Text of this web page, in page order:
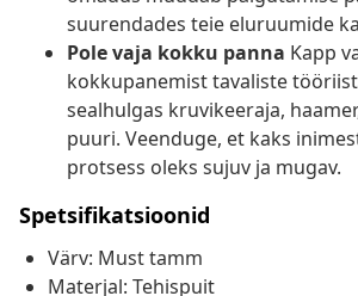
suurendades teie eluruumide
Pole vaja kokku panna Kapp
kokkupanemist tavaliste
sealhulgas kruvikeeraja,
puuri. Veenduge, et kaks
protsess oleks sujuv ja mugav.
Spetsifikatsioonid
Värv: Must tamm
Materjal: Tehispuit